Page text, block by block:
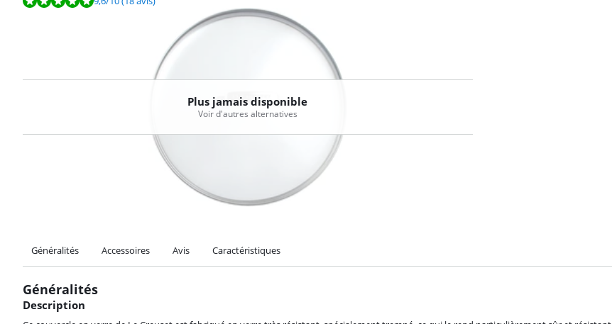
Plus jamais disponible
Voir d'autres alternatives
Généralités Accessoires Avis Caractéristiques
Généralités
Description